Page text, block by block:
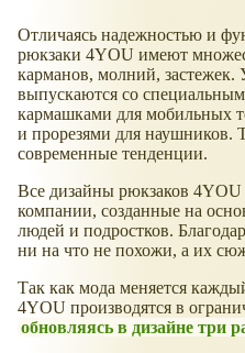
Отличаясь надежностью и
рюкзаки 4YOU имеют
карманов, молний,
выпускаются со
кармашками для мобильных
и прорезями для наушников.
современные тенденции.
Все дизайны рюкзаков 4YOU
компании, созданные на
людей и подростков.
ни на что не похожи, а их
Так как мода меняется
4YOU производятся в
обновляясь в дизайне три